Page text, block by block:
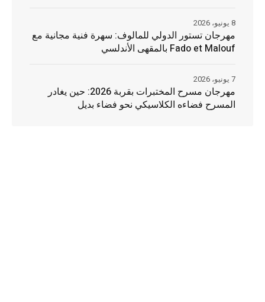
مهرجان تستور الدولي للمالوف: سهرة فنية مجانية مع
Fado et Malouf بالمقهى الأندلسي
8 يونيو، 2026
مهرجان مسرح المختبرات بقربة 2026: حين يغادر
المسرح فضاءه الكلاسيكي نحو فضاء بديل
7 يونيو، 2026